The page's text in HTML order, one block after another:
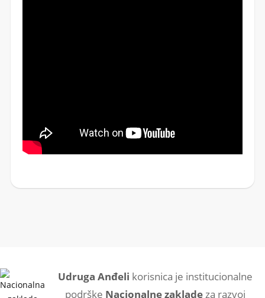
Udruga Anđeli korisnica je institucionalne
podrške Nacionalne zakladeza razvoj